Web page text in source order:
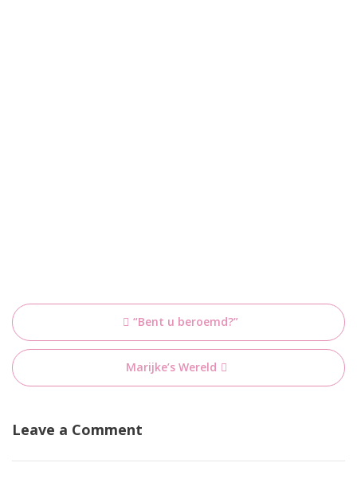
Bericht
navigatie
“Bent u beroemd?”
Marijke’s Wereld
Leave a Comment